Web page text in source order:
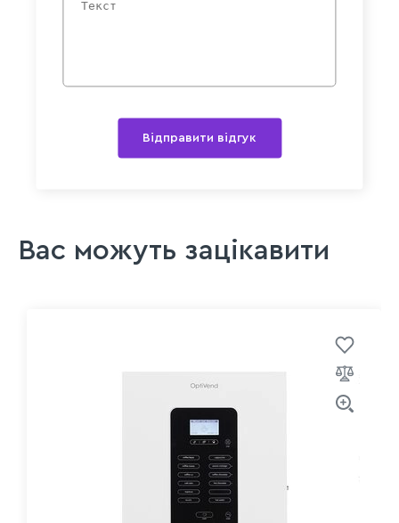
Відправити відгук
Вас можуть зацікавити